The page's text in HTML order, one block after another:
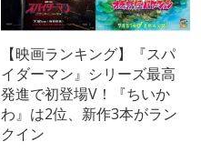
【映画ランキング】『スパ
イダーマン』シリーズ最高
発進で初登場V！『ちいか
わ』は2位、新作3本がラン
クイン